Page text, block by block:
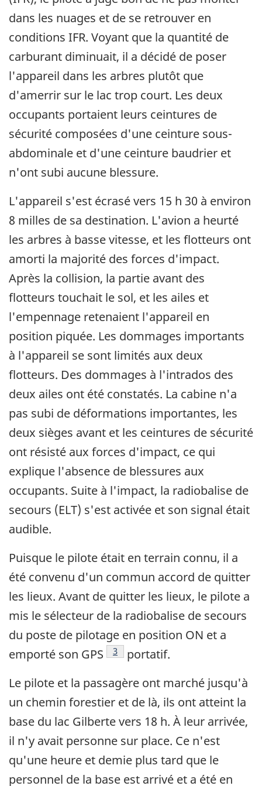
dans les nuages et de se retrouver en
conditions IFR. Voyant que la quantité de
carburant diminuait, il a décidé de poser
l'appareil dans les arbres plutôt que
d'amerrir sur le lac trop court. Les deux
occupants portaient leurs ceintures de
sécurité composées d'une ceinture sous-
abdominale et d'une ceinture baudrier et
n'ont subi aucune blessure.
L'appareil s'est écrasé vers 15 h 30 à environ
8 milles de sa destination. L'avion a heurté
les arbres à basse vitesse, et les flotteurs ont
amorti la majorité des forces d'impact.
Après la collision, la partie avant des
flotteurs touchait le sol, et les ailes et
l'empennage retenaient l'appareil en
position piquée. Les dommages importants
à l'appareil se sont limités aux deux
flotteurs. Des dommages à l'intrados des
deux ailes ont été constatés. La cabine n'a
pas subi de déformations importantes, les
deux sièges avant et les ceintures de sécurité
ont résisté aux forces d'impact, ce qui
explique l'absence de blessures aux
occupants. Suite à l'impact, la radiobalise de
secours (ELT) s'est activée et son signal était
audible.
Puisque le pilote était en terrain connu, il a
été convenu d'un commun accord de quitter
les lieux. Avant de quitter les lieux, le pilote a
mis le sélecteur de la radiobalise de secours
du poste de pilotage en position ON et a
emporté son GPS
Footnote
3
portatif.
Le pilote et la passagère ont marché jusqu'à
un chemin forestier et de là, ils ont atteint la
base du lac Gilberte vers 18 h. À leur arrivée,
il n'y avait personne sur place. Ce n'est
qu'une heure et demie plus tard que le
personnel de la base est arrivé et a été en